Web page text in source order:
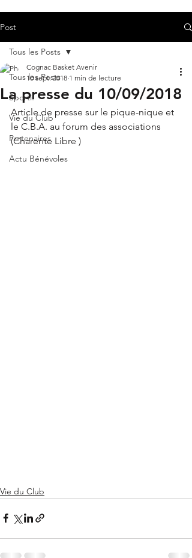
Post
Tous les Posts
Sportif
Vie du Club
Partenaires
Actu Bénévoles
Tous les Posts
La presse du 10/09/2018
Cognac Basket Avenir
10 sept. 2018 1 min de lecture
Article de presse sur le pique-nique et
le C.B.A. au forum des associations
(Charente Libre )
Vie du Club